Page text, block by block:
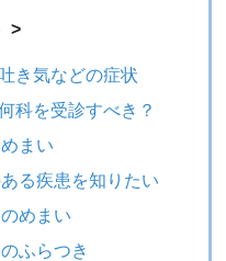
き気などの症状
科を受診すべき？
まい
る疾患を知りたい
めまい
ふらつき